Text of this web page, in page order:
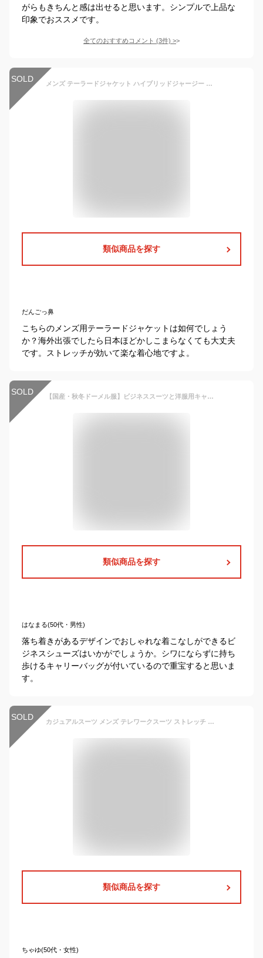
がらもきちんと感は出せると思います。シンプルで上品な
印象でおススメです。
全てのおすすめコメント (3件) >
SOLD メンズ テーラードジャケット ハイブリッドジャージー ストレッチ 吸汗速乾 接触冷感 春 夏 らくちん ビジネス シンプル デイリー イージーケア M L LL 20代 30代 40代 送料無料 URBAN SQUARE 32320
類似商品を探す
だんごっ鼻
こちらのメンズ用テーラードジャケットは如何でしょう
か？海外出張でしたら日本ほどかしこまらなくても大丈夫
です。ストレッチが効いて楽な着心地ですよ。
SOLD 【国産・秋冬ドーメル服】ビジネススーツと洋服用キャリーバッグ（ハンガー付き：ブラック色）の福袋 【シングル 2B 上下服】メンズ 紳士 オフィス ビジネスウェア ファッション
類似商品を探す
はなまる(50代・男性)
落ち着きがあるデザインでおしゃれな着こなしができるビ
ジネスシューズはいかがでしょうか。シワにならずに持ち
歩けるキャリーバッグが付いているので重宝すると思いま
す。
SOLD カジュアルスーツ メンズ テレワークスーツ ストレッチ 上下 セットアップ テーラード ジャケット パンツ ウォッシャブル カジュアル ビジネス スリム テーパードパンツ 春夏 オールシーズン 在宅ワーク リモートワーク 送料無料【沖縄への配送不可】
類似商品を探す
ちゃゆ(50代・女性)